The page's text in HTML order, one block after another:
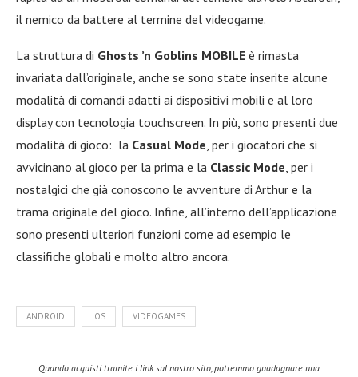
il nemico da battere al termine del videogame.
La struttura di Ghosts ’n Goblins MOBILE è rimasta
invariata dall’originale, anche se sono state inserite alcune
modalità di comandi adatti ai dispositivi mobili e al loro
display con tecnologia touchscreen. In più, sono presenti due
modalità di gioco: la Casual Mode , per i giocatori che si
avvicinano al gioco per la prima e la Classic Mode , per i
nostalgici che già conoscono le avventure di Arthur e la
trama originale del gioco. Infine, all’interno dell’applicazione
sono presenti ulteriori funzioni come ad esempio le
classifiche globali e molto altro ancora.
ANDROID IOS VIDEOGAMES
Quando acquisti tramite i link sul nostro sito, potremmo guadagnare una